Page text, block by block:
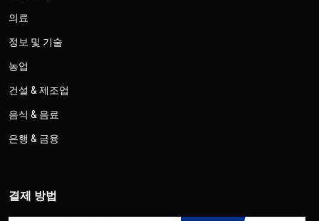
의료
정보 및 기술
농업
건설 & 제조업
음식 & 음료
은행 & 금융
결제 방법